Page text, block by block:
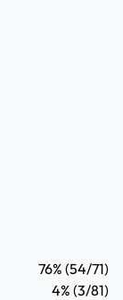
76% (54/71)
4% (3/81)